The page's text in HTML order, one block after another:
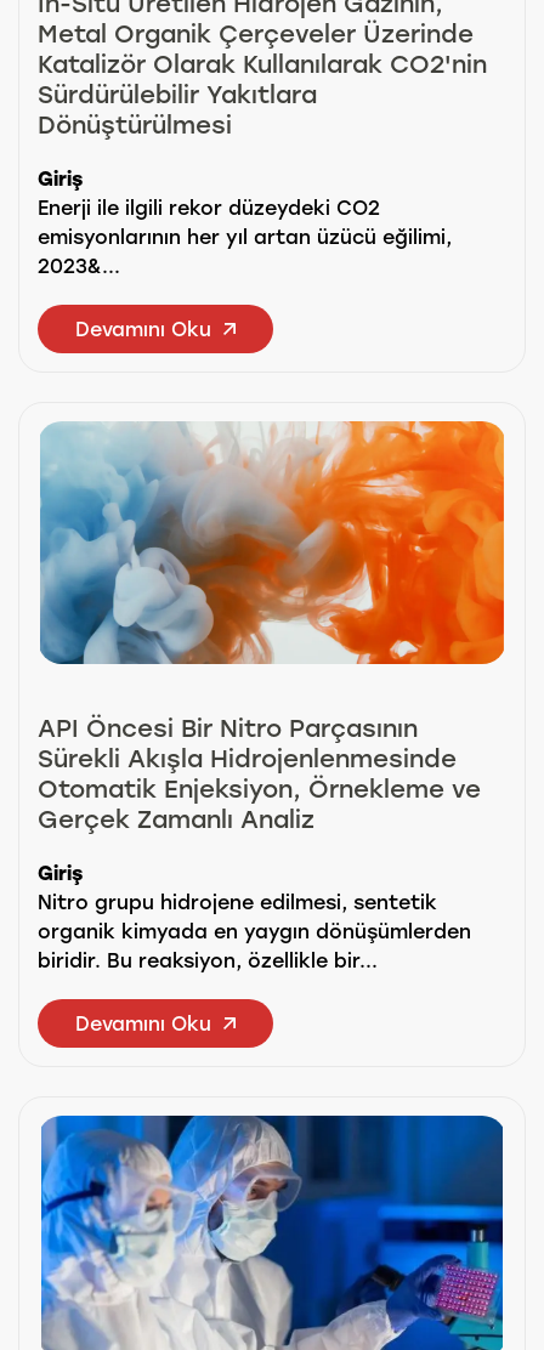
Metal Organik Çerçeveler Üzerinde
Katalizör Olarak Kullanılarak CO2'nin
Sürdürülebilir Yakıtlara
Dönüştürülmesi
Giriş
Enerji ile ilgili rekor düzeydeki CO2
emisyonlarının her yıl artan üzücü eğilimi,
2023&...
Devamını Oku
API Öncesi Bir Nitro Parçasının
Sürekli Akışla Hidrojenlenmesinde
Otomatik Enjeksiyon, Örnekleme ve
Gerçek Zamanlı Analiz
Giriş
Nitro grupu hidrojene edilmesi, sentetik
organik kimyada en yaygın dönüşümlerden
biridir. Bu reaksiyon, özellikle bir...
Devamını Oku